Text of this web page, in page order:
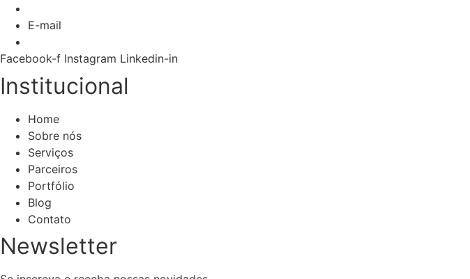
E-mail
Facebook-f Instagram Linkedin-in
Institucional
Home
Sobre nós
Serviços
Parceiros
Portfólio
Blog
Contato
Newsletter